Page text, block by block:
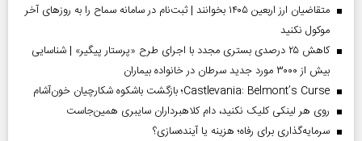
متقاضیان ارز اربعین ۱۴۰۵ بخوانند | ثبت‌نام در سامانه سماح را به روز‌های آخر
موکول نکنید
کاهش ۲۵ درصدی بستری مجدد با اجرای طرح «پرستار پیگیر» | شناسایی
بیش از ۳۰۰۰ مورد جدید سرطان در خانواده بیماران
Castlevania: Belmont’s Curse؛ بازگشت باشکوه شکارچیان خون‌آشام
روی هر لینکی کلیک نکنید، دام کلاهبرداران سایبری همین‌جاست
سرمایه‌گذاری برای رفاه؛ هزینه یا آینده‌سازی؟